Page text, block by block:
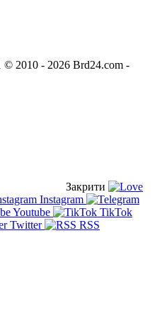
© 2010 - 2026 Brd24.com -
Закрити
Instagram
Youtube
TikTok
Twitter RSS